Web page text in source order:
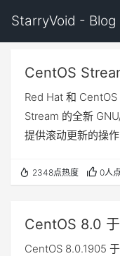
StarryVoid - Blog
CentOS
Fedora 和
Red Hat 和
Stream 的全新
提供滚动更新的操作
2348点热度 0人
CentOS 8.0
发布
CentOS 8.0.1905